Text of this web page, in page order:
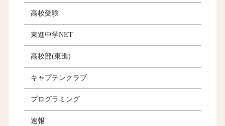
高校受験
東進中学NET
高校部(東進)
キャプテンクラブ
プログラミング
速報